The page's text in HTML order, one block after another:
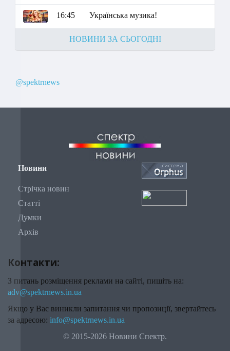
16:45 Українська музика!
НОВИНИ ЗА СЬОГОДНІ
@spektrnews
Новини
Стрічка новин
Статті
Думки
Архів
Контакти:
З питань розміщення реклами на сайті, пишіть на:
adv@spektrnews.in.ua
Якщо у Вас виникли запитання чи пропозиції, звертайтесь
за адресою: info@spektrnews.in.ua
© 2015-2026 Новини Спектр.